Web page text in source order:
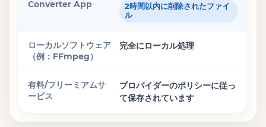
2時間以内に削除されたファイ
ル
完全にローカル処理
プロバイダーのポリシーに従っ
て保存されています